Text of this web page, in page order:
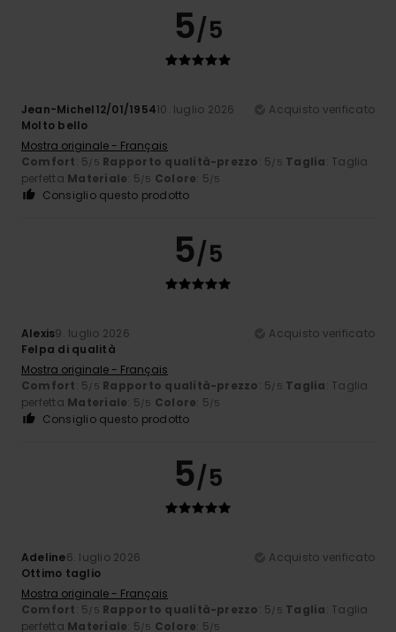
5/5
Jean-Michel12/01/195410. luglio 2026
Acquisto verificato
Molto bello
Mostra originale - Français
Comfort: 5 /5 Rapporto qualità-prezzo: 5 /5 Taglia: Taglia
perfetta Materiale: 5 /5 Colore: 5 /5
Consiglio questo prodotto
5/5
Alexis9. luglio 2026
Acquisto verificato
Felpa di qualità
Mostra originale - Français
Comfort: 5 /5 Rapporto qualità-prezzo: 5 /5 Taglia: Taglia
perfetta Materiale: 5 /5 Colore: 5 /5
Consiglio questo prodotto
5/5
Adeline6. luglio 2026
Acquisto verificato
Ottimo taglio
Mostra originale - Français
Comfort: 5 /5 Rapporto qualità-prezzo: 5 /5 Taglia: Taglia
perfetta Materiale: 5 /5 Colore: 5 /5